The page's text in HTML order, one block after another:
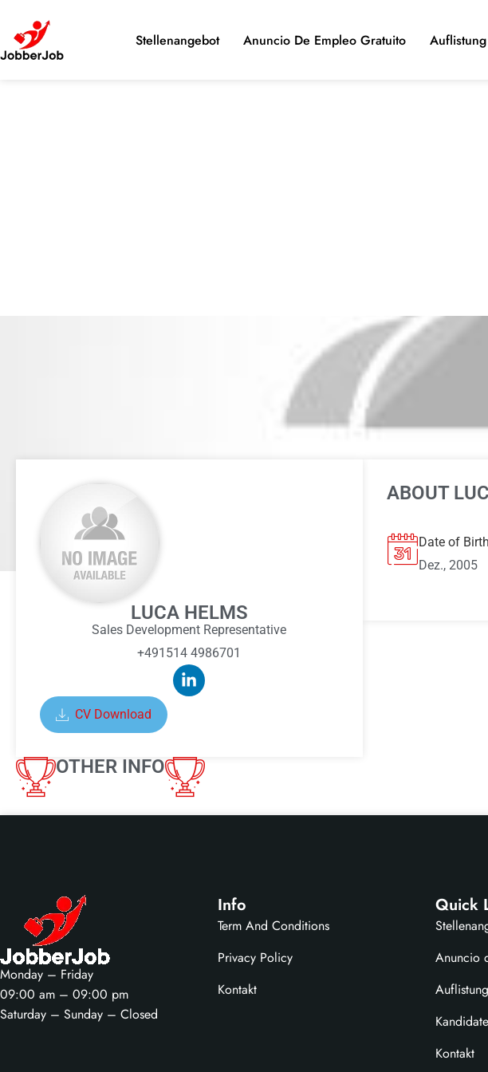
Stellenangebot Anuncio De Empleo Gratuito
LUCA HELMS
Sales Development Representative
+491514 4986701
CV Download
OTHER INFO
ABOUT
Date of Birth
Dez., 2005
Monday – Friday
09:00 am – 09:00 pm
Saturday – Sunday – Closed
Info
Term And Conditions
Privacy Policy
Kontakt
Quick
Anuncio
Kontakt